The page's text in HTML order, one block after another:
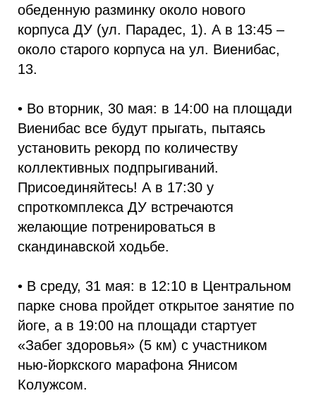
обеденную разминку около нового
корпуса ДУ (ул. Парадес, 1). А в 13:45 –
около старого корпуса на ул. Виенибас,
13.
• Во вторник, 30 мая: в 14:00 на площади
Виенибас все будут прыгать, пытаясь
установить рекорд по количеству
коллективных подпрыгиваний.
Присоединяйтесь! А в 17:30 у
спроткомплекса ДУ встречаются
желающие потренироваться в
скандинавской ходьбе.
• В среду, 31 мая: в 12:10 в Центральном
парке снова пройдет открытое занятие по
йоге, а в 19:00 на площади стартует
«Забег здоровья» (5 км) с участником
нью-йоркского марафона Янисом
Колужсом.